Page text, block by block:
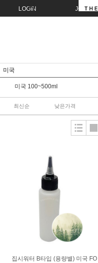
LOGIN JOIN
미국
미국 100~500ml
최신순 낮은가격
집시워터 B타입 (용량별) 미국 FO